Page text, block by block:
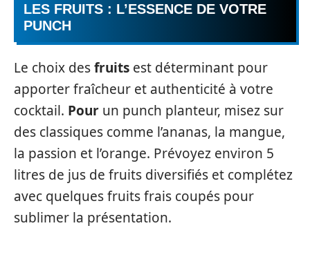
LES FRUITS : L’ESSENCE DE VOTRE
PUNCH
Le choix desfruits est déterminant pour
apporter fraîcheur et authenticité à votre
cocktail. Pour un punch planteur, misez sur
des classiques comme l’ananas, la mangue,
la passion et l’orange. Prévoyez environ 5
litres de jus de fruits diversifiés et complétez
avec quelques fruits frais coupés pour
sublimer la présentation.